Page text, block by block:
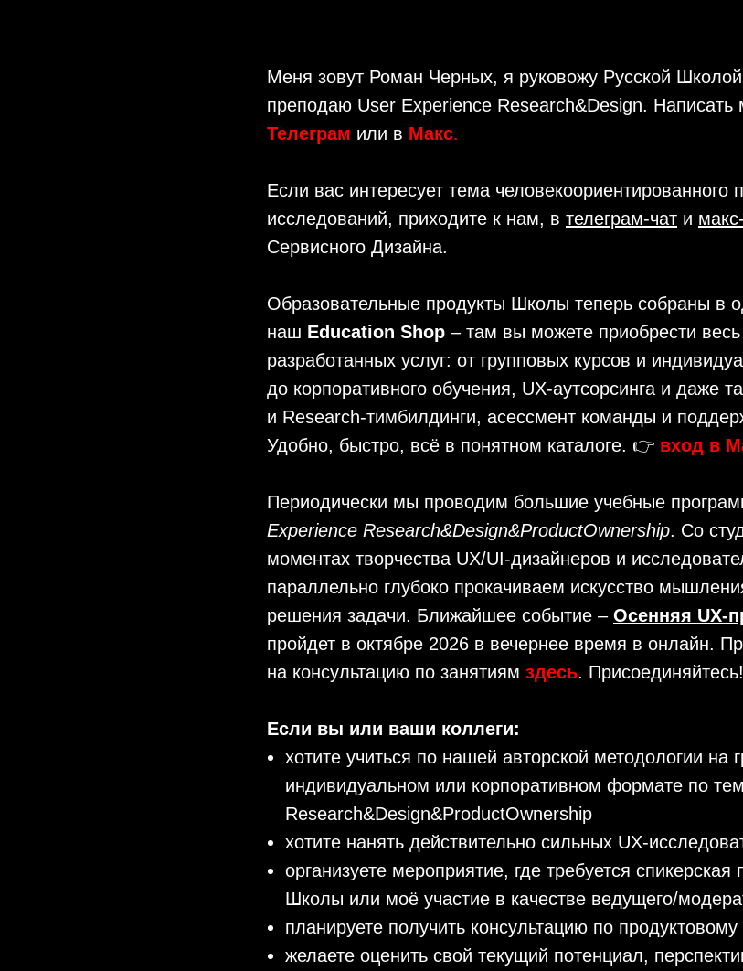
Меня зовут Роман Черных, я руковожу Русской
преподаю User Experience Research&Design. Написать
Телеграм или в Макс.
Если вас интересует тема человекоориентированного
исследований, приходите к нам, в телеграм-чат и
Сервисного Дизайна.
Образовательные продукты Школы теперь собраны в
наш Education Shop – там вы можете приобрести
разработанных услуг: от групповых курсов и
до корпоративного обучения, UX-аутсорсинга и даже
и Research-тимбилдинги, асессмент команды и
Удобно, быстро, всё в понятном каталоге. 👉 вход в
Периодически мы проводим большие учебные
Experience Research&Design&ProductOwnership. Со
моментах творчества UX/UI-дизайнеров и
параллельно глубоко прокачиваем искусство
решения задачи. Ближайшее событие – Осенняя UX-
пройдет в октябре 2026 в вечернее время в онлайн.
на консультацию по занятиям здесь. Присоединяйтесь!
Если вы или ваши коллеги:
хотите учиться по нашей авторской методологии на
индивидуальном или корпоративном формате по
Research&Design&ProductOwnership
хотите нанять действительно сильных UX-
организуете мероприятие, где требуется
Школы или моё участие в качестве ведущего/
планируете получить консультацию по
желаете оценить свой текущий потенциал,